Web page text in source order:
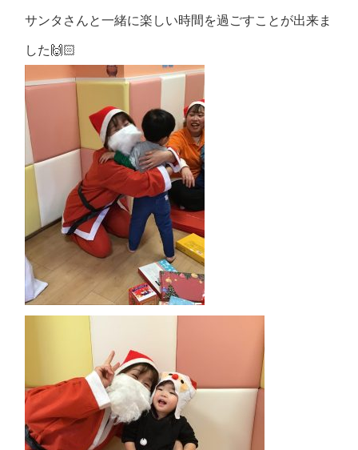
サンタさんと一緒に楽しい時間を過ごすことが出来ま
した🙌🏻